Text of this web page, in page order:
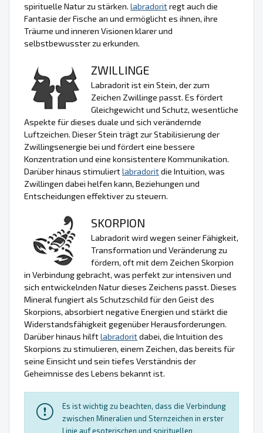
spirituelle Natur zu stärken. labradoritregt auch die
Fantasie der Fische an und ermöglicht es ihnen, ihre
Träume und inneren Visionen klarer und
selbstbewusster zu erkunden.
ZWILLINGE
Labradorit ist ein Stein, der zum
Zeichen Zwillinge passt. Es fördert
Gleichgewicht und Schutz, wesentliche
Aspekte für dieses duale und sich verändernde
Luftzeichen. Dieser Stein trägt zur Stabilisierung der
Zwillingsenergie bei und fördert eine bessere
Konzentration und eine konsistentere Kommunikation.
Darüber hinaus stimuliertlabradoritdie Intuition, was
Zwillingen dabei helfen kann, Beziehungen und
Entscheidungen effektiver zu steuern.
SKORPION
Labradorit wird wegen seiner Fähigkeit,
Transformation und Veränderung zu
fördern, oft mit dem Zeichen Skorpion
in Verbindung gebracht, was perfekt zur intensiven und
sich entwickelnden Natur dieses Zeichens passt. Dieses
Mineral fungiert als Schutzschild für den Geist des
Skorpions, absorbiert negative Energien und stärkt die
Widerstandsfähigkeit gegenüber Herausforderungen.
Darüber hinaus hilftlabradoritdabei, die Intuition des
Skorpions zu stimulieren, einem Zeichen, das bereits für
seine Einsicht und sein tiefes Verständnis der
Geheimnisse des Lebens bekannt ist.
Es ist wichtig zu beachten, dass die Verbindung
zwischen Mineralien und Sternzeichen in erster
Linie auf esoterischen und spirituellen